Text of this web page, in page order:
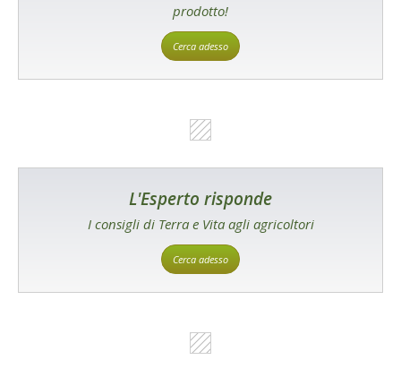
prodotto!
Cerca adesso
L'Esperto risponde
I consigli di Terra e Vita agli agricoltori
Cerca adesso